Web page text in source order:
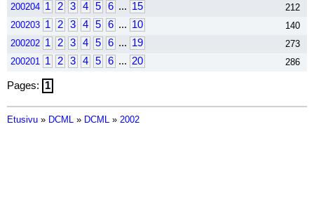
200204 1 2 3 4 5 6 ... 15
212
200203 1 2 3 4 5 6 ... 10
140
200202 1 2 3 4 5 6 ... 19
273
200201 1 2 3 4 5 6 ... 20 286
Pages: 1
Etusivu » DCML » DCML » 2002